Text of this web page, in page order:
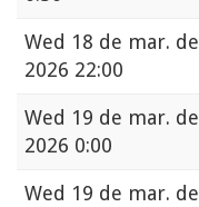
Wed 18 de mar. de
2026 22:00
Wed 19 de mar. de
2026 0:00
Wed 19 de mar. de